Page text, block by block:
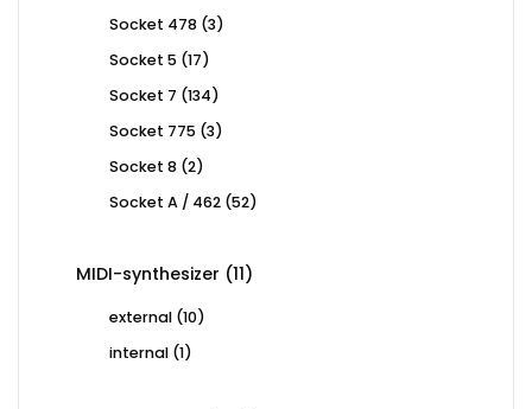
Socket 478 33
Socket 5 1717
Socket 7 134134
Socket 775 33
Socket 8 22
Socket A / 462 5252
MIDI-synthesizer 1111
external 1010
internal 11